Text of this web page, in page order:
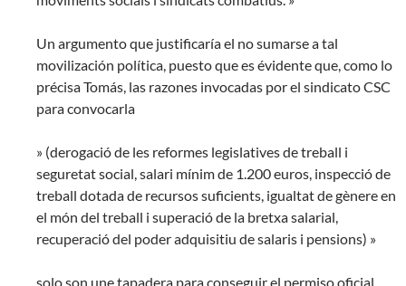
Un argumento que justificaría el no sumarse a tal
movilización política, puesto que es évidente que, como lo
précisa Tomás, las razones invocadas por el sindicato CSC
para convocarla
» (derogació de les reformes legislatives de treball i
seguretat social, salari mínim de 1.200 euros, inspecció de
treball dotada de recursos suficients, igualtat de gènere en
el món del treball i superació de la bretxa salarial,
recuperació del poder adquisitiu de salaris i pensions) »
solo son une tapadera para conseguir el permiso oficial